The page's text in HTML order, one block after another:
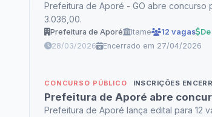
Prefeitura de Aporé - GO abre concurso
3.036,00.
Prefeitura de Aporé Itame 12 vagas
28/03/2026
Encerrado em 27/04/2026
CONCURSO PÚBLICO INSCRIÇÕES
Prefeitura de Aporé abre
Prefeitura de Aporé lança edital para 12